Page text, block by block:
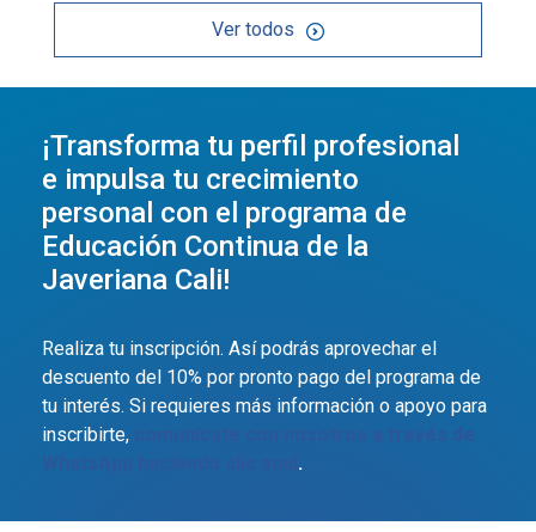
Ver todos
¡Transforma tu perfil profesional
e impulsa tu crecimiento
personal con el programa de
Educación Continua de la
Javeriana Cali!
Realiza tu inscripción. Así podrás aprovechar el
descuento del 10% por pronto pago del programa de
tu interés. Si requieres más información o apoyo para
inscribirte,
.